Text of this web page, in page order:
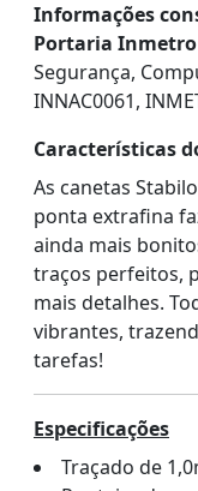
Informações
Portaria Inmetro
Segurança,
INNAC0061,
Características
As canetas
ponta extrafina
ainda mais
traços perfeitos,
mais detalhes.
vibrantes,
tarefas!
Especificações
Traçado de